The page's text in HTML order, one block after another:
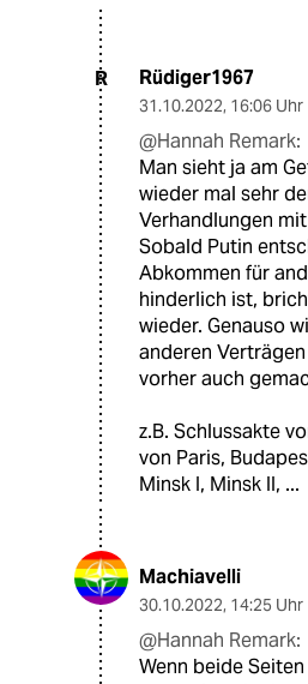
R Rüdiger1967
31.10.2022, 16:06 Uhr
@Hannah Remark:
Man sieht ja am
wieder mal sehr
Verhandlungen
Sobald Putin
Abkommen für
hinderlich ist,
wieder. Genauso
anderen
vorher auch
z.B. Schlussakte
von Paris,
Minsk I, Minsk II, ...
Machiavelli
30.10.2022, 14:25 Uhr
@Hannah Remark:
Wenn beide